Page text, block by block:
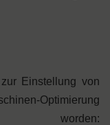
Einstellung von
Optimierung